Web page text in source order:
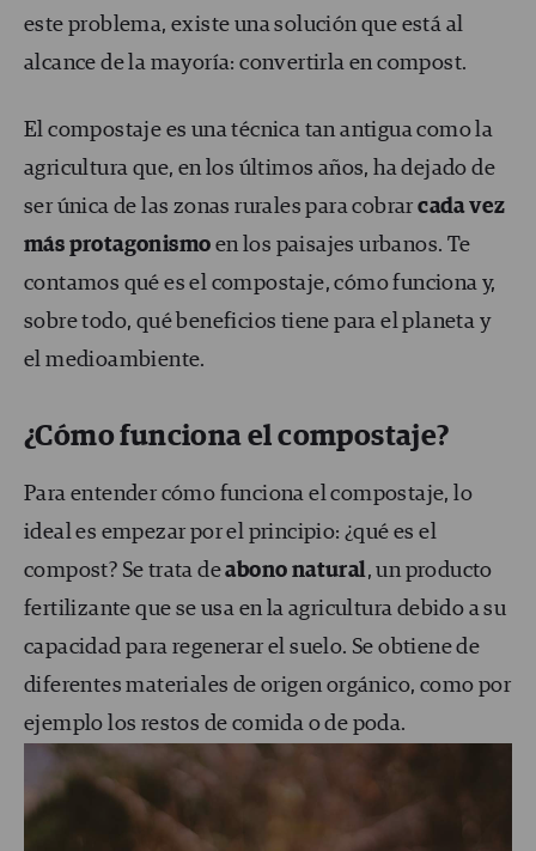
este problema, existe una solución que está al
alcance de la mayoría: convertirla en compost.
El compostaje es una técnica tan antigua como la
agricultura que, en los últimos años, ha dejado de
ser única de las zonas rurales para cobrarcada vez
más protagonismo en los paisajes urbanos. Te
contamos qué es el compostaje, cómo funciona y,
sobre todo, qué beneficios tiene para el planeta y
el medioambiente.
¿Cómo funciona el compostaje?
Para entender cómo funciona el compostaje, lo
ideal es empezar por el principio: ¿qué es el
compost? Se trata deabono natural, un producto
fertilizante que se usa en la agricultura debido a su
capacidad para regenerar el suelo. Se obtiene de
diferentes materiales de origen orgánico, como por
ejemplo los restos de comida o de poda.